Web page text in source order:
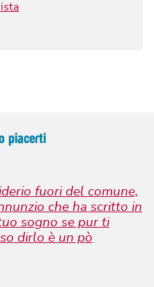
piacerti
fuori del comune,
che ha scritto in
sogno se pur ti
dirlo è un pò